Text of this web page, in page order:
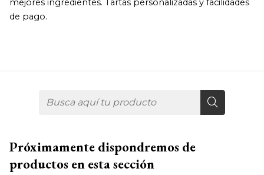
mejores ingredientes. Tartas personalizadas y facilidades
de pago.
Próximamente dispondremos de
productos en esta sección